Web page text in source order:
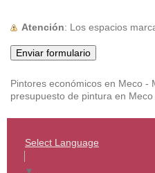
Atención : Los espacios
Pintores económicos en Meco -
presupuesto de pintura en Meco
Select Language
▼